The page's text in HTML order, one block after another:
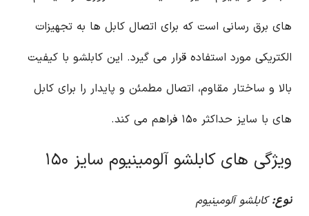
های برق رسانی است که برای اتصال کابل ها به تجهیزات
الکتریکی مورد استفاده قرار می گیرد. این کابلشو با کیفیت
بالا و ساختار مقاوم، اتصال مطمئن و پایدار را برای کابل
های با سایز حداکثر ۱۵۰ فراهم می کند.
ویژگی های کابلشو آلومینیوم سایز ۱۵۰
نوع:کابلشو آلومینیوم